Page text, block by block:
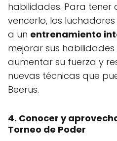
habilidades. Para
vencerlo, los
a un entrenamiento
mejorar sus
aumentar su fuerza y
nuevas técnicas que
Beerus.
4. Conocer y
Torneo de Poder